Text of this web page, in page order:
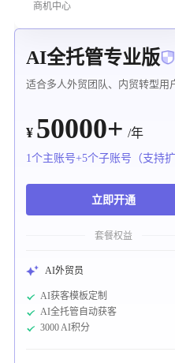
商机中心
AI全托管专业版
适合多人外贸团队、内贸转型用
¥ 50000+ /年
1个主账号+5个子账号（支持扩
立即开通
套餐权益
AI外贸员
AI获客模板定制
AI全托管自动获客
3000 AI积分